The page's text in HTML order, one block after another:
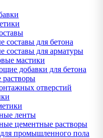
составы для бетона
составы для арматуры
мастики
добавки для бетона
отверстий
ленты
цементные растворы
промышленного пола